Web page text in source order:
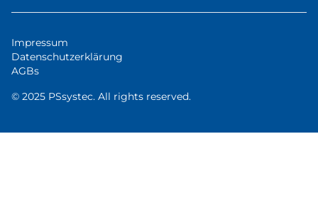
© 2025 PSsystec. All rights reserved.
Impressum
Datenschutzerklärung
AGBs